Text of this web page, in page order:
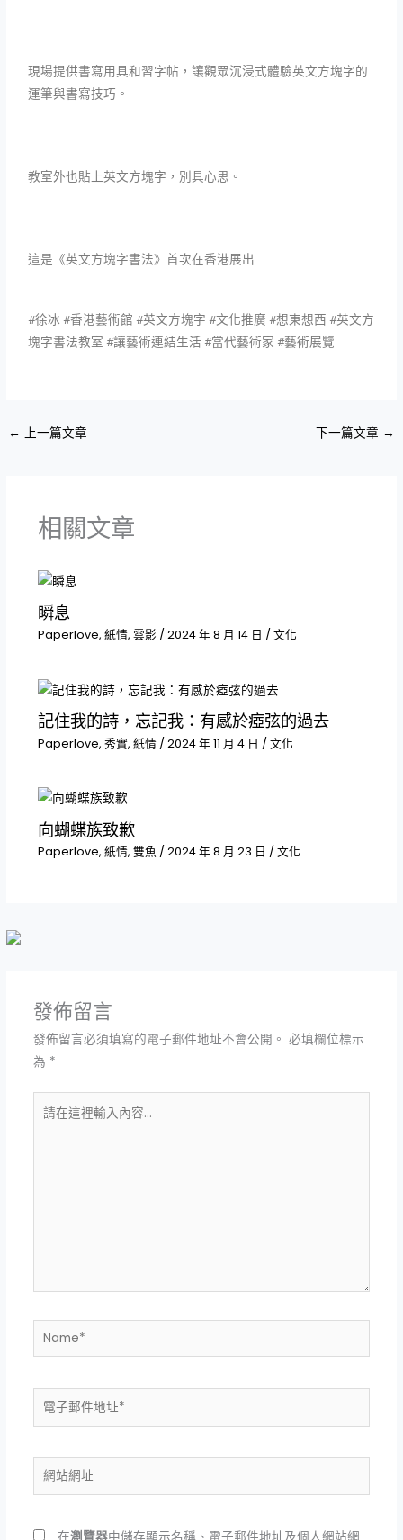
現場提供書寫用具和習字帖，讓觀眾沉浸式體驗英文方塊字的
運筆與書寫技巧。
教室外也貼上英文方塊字，別具心思。
這是《英文方塊字書法》首次在香港展出
#徐冰 #香港藝術館 #英文方塊字 #文化推廣 #想東想西 #英文方
塊字書法教室 #讓藝術連結生活 #當代藝術家 #藝術展覽
← 上一篇文章 下一篇文章 →
相關文章
瞬息
Paperlove, 紙情, 雲影 / 2024 年 8 月 14 日 / 文化
記住我的詩，忘記我：有感於瘂弦的過去
Paperlove, 秀實, 紙情/ 2024 年 11 月 4 日 / 文化
向蝴蝶族致歉
Paperlove, 紙情, 雙魚 / 2024 年 8 月 23 日 / 文化
發佈留言
發佈留言必須填寫的電子郵件地址不會公開。 必填欄位標示
為 *
在
Name*
電
*
址